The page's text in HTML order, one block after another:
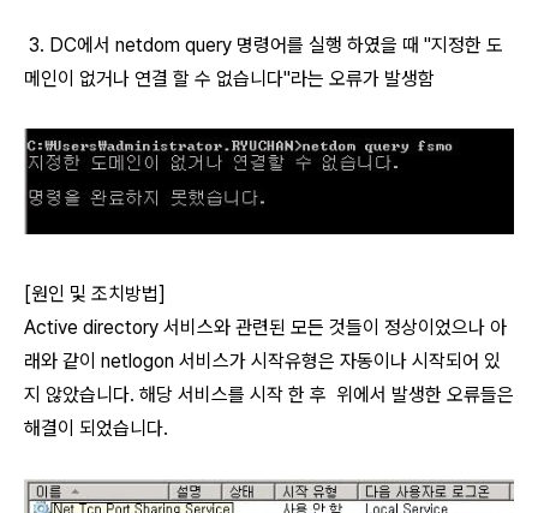
3. DC에서 netdom query 명령어를 실행 하였을 때 "지정한 도
메인이 없거나 연결 할 수 없습니다"라는 오류가 발생함
[원인 및 조치방법]
Active directory 서비스와 관련된 모든 것들이 정상이었으나 아
래와 같이 netlogon 서비스가 시작유형은 자동이나 시작되어 있
지 않았습니다. 해당 서비스를 시작 한 후 위에서 발생한 오류들은
해결이 되었습니다.